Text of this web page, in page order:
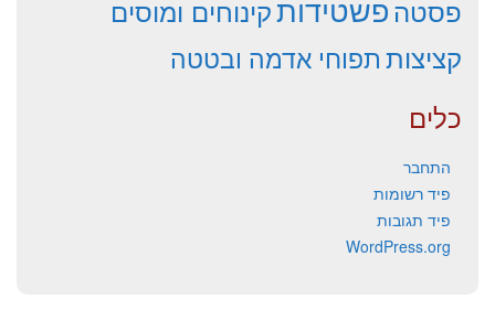
פסטהפשטידותקינוחים ומוסים
קציצותתפוחי אדמה ובטטה
כלים
התחבר
פיד רשומות
פיד תגובות
WordPress.org